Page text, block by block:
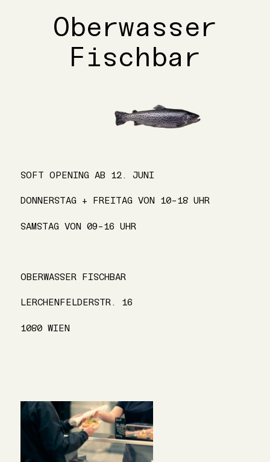
Oberwasser
Fischbar
SOFT OPENING AB 12. JUNI
DONNERSTAG + FREITAG VON 10-18 UHR
SAMSTAG VON 09-16 UHR
OBERWASSER FISCHBAR
LERCHENFELDERSTR. 16
1080 WIEN